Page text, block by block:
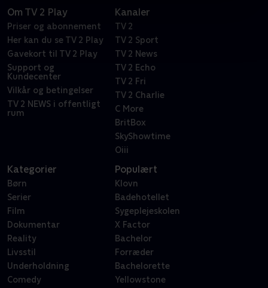
Om TV 2 Play
Priser og abonnement
Her kan du se TV 2 Play
Gavekort til TV 2 Play
Support og
Kundecenter
Vilkår og betingelser
TV 2 NEWS i offentligt
rum
Kanaler
TV 2
TV 2 Sport
TV 2 News
TV 2 Echo
TV 2 Fri
TV 2 Charlie
C More
BritBox
SkyShowtime
Oiii
Kategorier
Børn
Serier
Film
Dokumentar
Reality
Livsstil
Underholdning
Comedy
Populært
Klovn
Badehotellet
Sygeplejeskolen
X Factor
Bachelor
Forræder
Bachelorette
Yellowstone